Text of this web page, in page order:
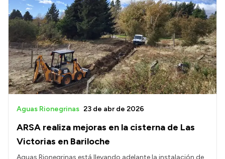
Transparencia
Presupuesto
Boletín Oficial
Compras y licitaciones
Consulta de expedientes
Consulta de pago a proveedores
Convocatorias
Intranet
ARSA realiza mejoras en la cisterna de Las
Victorias en Bariloche
Aguas Rionegrinas 23 de abr de 2026
Aguas Rionegrinas está llevando adelante la instalación de